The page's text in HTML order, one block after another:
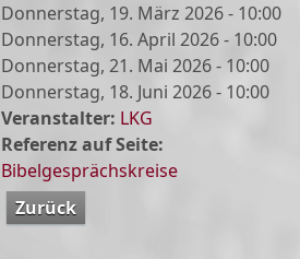
Donnerstag, 19. März 2026 - 10:00
Donnerstag, 16. April 2026 - 10:00
Donnerstag, 21. Mai 2026 - 10:00
Donnerstag, 18. Juni 2026 - 10:00
Veranstalter: LKG
Referenz auf Seite:
Bibelgesprächskreise
Zurück